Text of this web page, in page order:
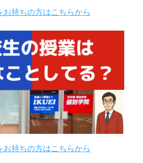
お持ちの方はこちらから
お持ちの方はこちらから